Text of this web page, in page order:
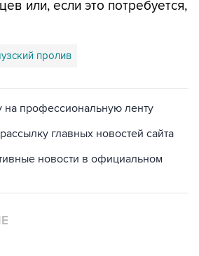
или, если это потребуется,
пролив
на профессиональную ленту
главных новостей сайта
новости в официальном